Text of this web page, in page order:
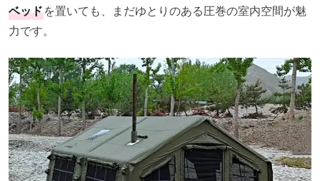
ベッドを置いても、まだゆとりのある圧巻の室内空間が魅
力です。